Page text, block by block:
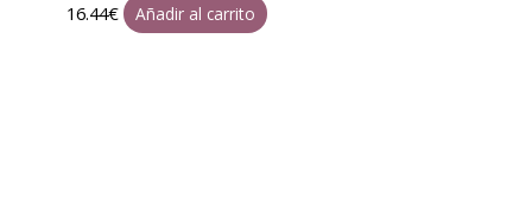
16.44€ Añadir al carrito